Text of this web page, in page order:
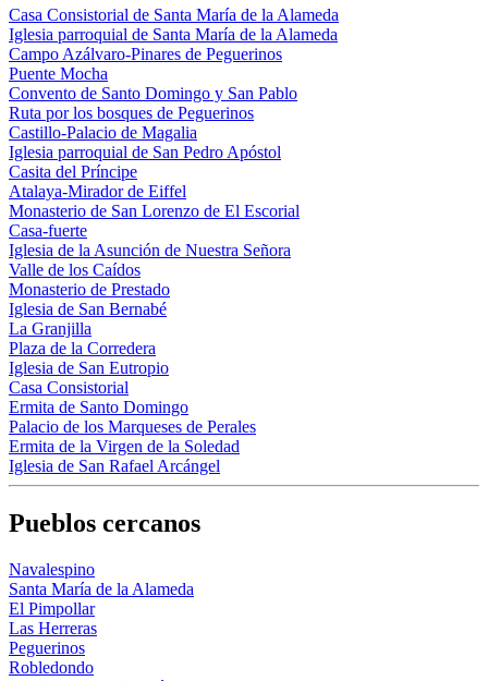
Casa Consistorial de Santa María de la Alameda
Iglesia parroquial de Santa María de la Alameda
Campo Azálvaro-Pinares de Peguerinos
Puente Mocha
Convento de Santo Domingo y San Pablo
Ruta por los bosques de Peguerinos
Castillo-Palacio de Magalia
Iglesia parroquial de San Pedro Apóstol
Casita del Príncipe
Atalaya-Mirador de Eiffel
Monasterio de San Lorenzo de El Escorial
Casa-fuerte
Iglesia de la Asunción de Nuestra Señora
Valle de los Caídos
Monasterio de Prestado
Iglesia de San Bernabé
La Granjilla
Plaza de la Corredera
Iglesia de San Eutropio
Casa Consistorial
Ermita de Santo Domingo
Palacio de los Marqueses de Perales
Ermita de la Virgen de la Soledad
Iglesia de San Rafael Arcángel
Pueblos cercanos
Navalespino
Santa María de la Alameda
El Pimpollar
Las Herreras
Peguerinos
Robledondo